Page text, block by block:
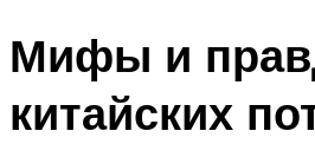
Мифы и
китайских